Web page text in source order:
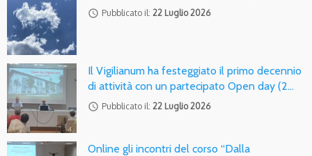
access_time Pubblicato il: 22 Luglio 2026
Il Vigilianum ha festeggiato il primo decennio
di attività con un partecipato Open day (2…
access_time Pubblicato il: 22 Luglio 2026
Online gli incontri del corso “Dalla